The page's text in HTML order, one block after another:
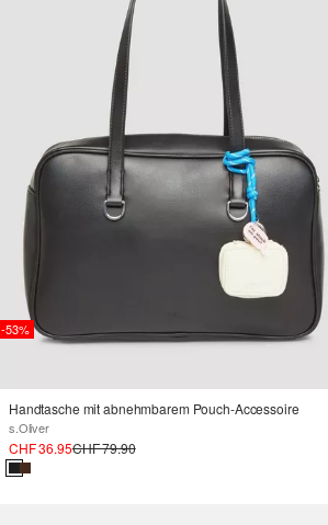
-53%
Handtasche mit abnehmbarem Pouch-Accessoire
s.Oliver
CHF 36.95CHF 79.90